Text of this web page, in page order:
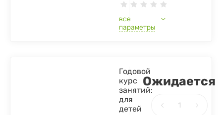
все
параметры
Годовой
курс
занятий:
для
детей
Ожидается